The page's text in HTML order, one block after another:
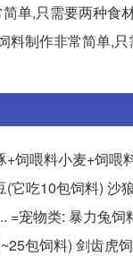
单,只需要两种食
制作非常简单,
饲喂料小麦+饲喂
它吃10包饲料) 沙
宠物类: 暴力兔
包饲料) 剑齿虎